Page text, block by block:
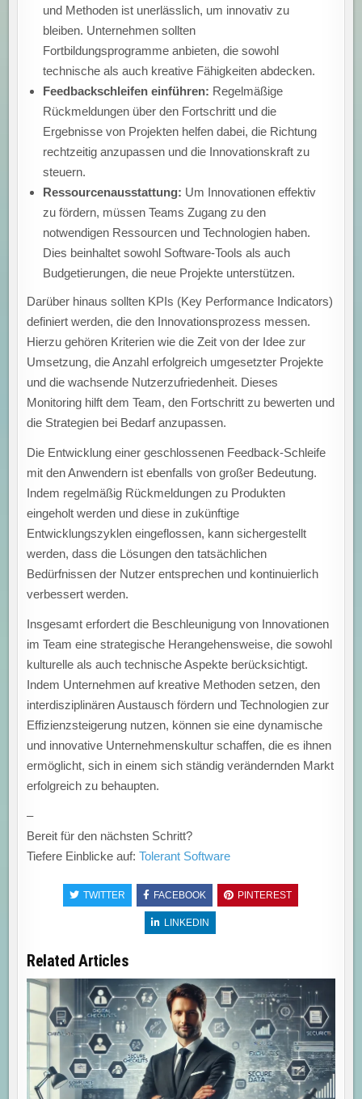
und Methoden ist unerlässlich, um innovativ zu
bleiben. Unternehmen sollten
Fortbildungsprogramme anbieten, die sowohl
technische als auch kreative Fähigkeiten abdecken.
Feedbackschleifen einführen: Regelmäßige
Rückmeldungen über den Fortschritt und die
Ergebnisse von Projekten helfen dabei, die Richtung
rechtzeitig anzupassen und die Innovationskraft zu
steuern.
Ressourcenausstattung: Um Innovationen effektiv
zu fördern, müssen Teams Zugang zu den
notwendigen Ressourcen und Technologien haben.
Dies beinhaltet sowohl Software-Tools als auch
Budgetierungen, die neue Projekte unterstützen.
Darüber hinaus sollten KPIs (Key Performance Indicators)
definiert werden, die den Innovationsprozess messen.
Hierzu gehören Kriterien wie die Zeit von der Idee zur
Umsetzung, die Anzahl erfolgreich umgesetzter Projekte
und die wachsende Nutzerzufriedenheit. Dieses
Monitoring hilft dem Team, den Fortschritt zu bewerten und
die Strategien bei Bedarf anzupassen.
Die Entwicklung einer geschlossenen Feedback-Schleife
mit den Anwendern ist ebenfalls von großer Bedeutung.
Indem regelmäßig Rückmeldungen zu Produkten
eingeholt werden und diese in zukünftige
Entwicklungszyklen eingeflossen, kann sichergestellt
werden, dass die Lösungen den tatsächlichen
Bedürfnissen der Nutzer entsprechen und kontinuierlich
verbessert werden.
Insgesamt erfordert die Beschleunigung von Innovationen
im Team eine strategische Herangehensweise, die sowohl
kulturelle als auch technische Aspekte berücksichtigt.
Indem Unternehmen auf kreative Methoden setzen, den
interdisziplinären Austausch fördern und Technologien zur
Effizienzsteigerung nutzen, können sie eine dynamische
und innovative Unternehmenskultur schaffen, die es ihnen
ermöglicht, sich in einem sich ständig verändernden Markt
erfolgreich zu behaupten.
–
Bereit für den nächsten Schritt?
Tiefere Einblicke auf:Tolerant Software
TWITTER FACEBOOK PINTEREST
LINKEDIN
Related Articles